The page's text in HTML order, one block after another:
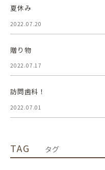
夏休み
2022.07.20
贈り物
2022.07.17
訪問歯科！
2022.07.01
TAG タグ